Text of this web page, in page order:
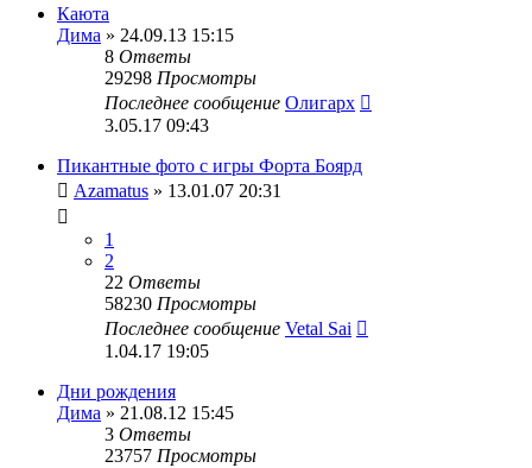
Каюта
Дима » 24.09.13 15:15
8 Ответы
29298 Просмотры
Последнее сообщение Олигарх
3.05.17 09:43
Пикантные фото с игры Форта Боярд
Azamatus » 13.01.07 20:31
1
2
22 Ответы
58230 Просмотры
Последнее сообщение Vetal Sai
1.04.17 19:05
Дни рождения
Дима » 21.08.12 15:45
3 Ответы
23757 Просмотры